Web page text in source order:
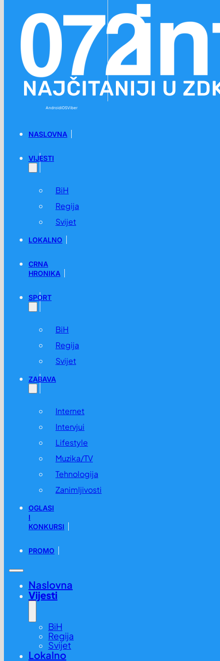
AndroidiOSViber
NASLOVNA
VIJESTI
BiH
Regija
Svijet
LOKALNO
CRNA
HRONIKA
SPORT
BiH
Regija
Svijet
ZABAVA
Internet
Intervjui
Lifestyle
Muzika/TV
Tehnologija
Zanimljivosti
OGLASI
I
KONKURSI
PROMO
Naslovna
Vijesti
BiH
Regija
Svijet
Lokalno